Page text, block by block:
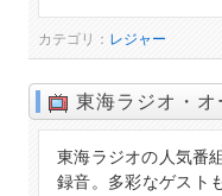
カテゴリ： レジャー
東海ラジオ・オ
東海ラジオの人気番
録音。多彩なゲスト